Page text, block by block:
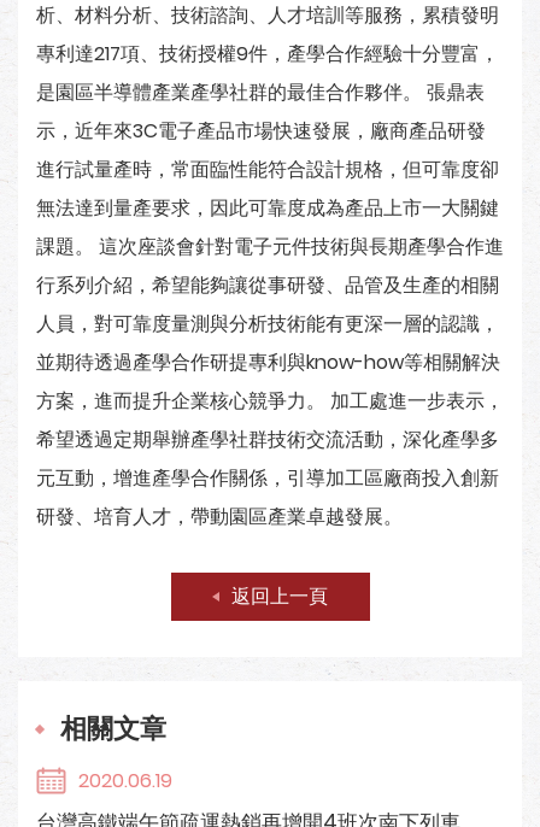
析、材料分析、技術諮詢、人才培訓等服務，累積發明
專利達217項、技術授權9件，產學合作經驗十分豐富，
是園區半導體產業產學社群的最佳合作夥伴。 張鼎表
示，近年來3C電子產品市場快速發展，廠商產品研發
進行試量產時，常面臨性能符合設計規格，但可靠度卻
無法達到量產要求，因此可靠度成為產品上市一大關鍵
課題。 這次座談會針對電子元件技術與長期產學合作進
行系列介紹，希望能夠讓從事研發、品管及生產的相關
人員，對可靠度量測與分析技術能有更深一層的認識，
並期待透過產學合作研提專利與know-how等相關解決
方案，進而提升企業核心競爭力。 加工處進一步表示，
希望透過定期舉辦產學社群技術交流活動，深化產學多
元互動，增進產學合作關係，引導加工區廠商投入創新
研發、培育人才，帶動園區產業卓越發展。
返回上一頁
相關文章
2020.06.19